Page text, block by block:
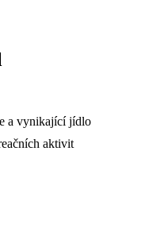
a vynikající jídlo
aktivit